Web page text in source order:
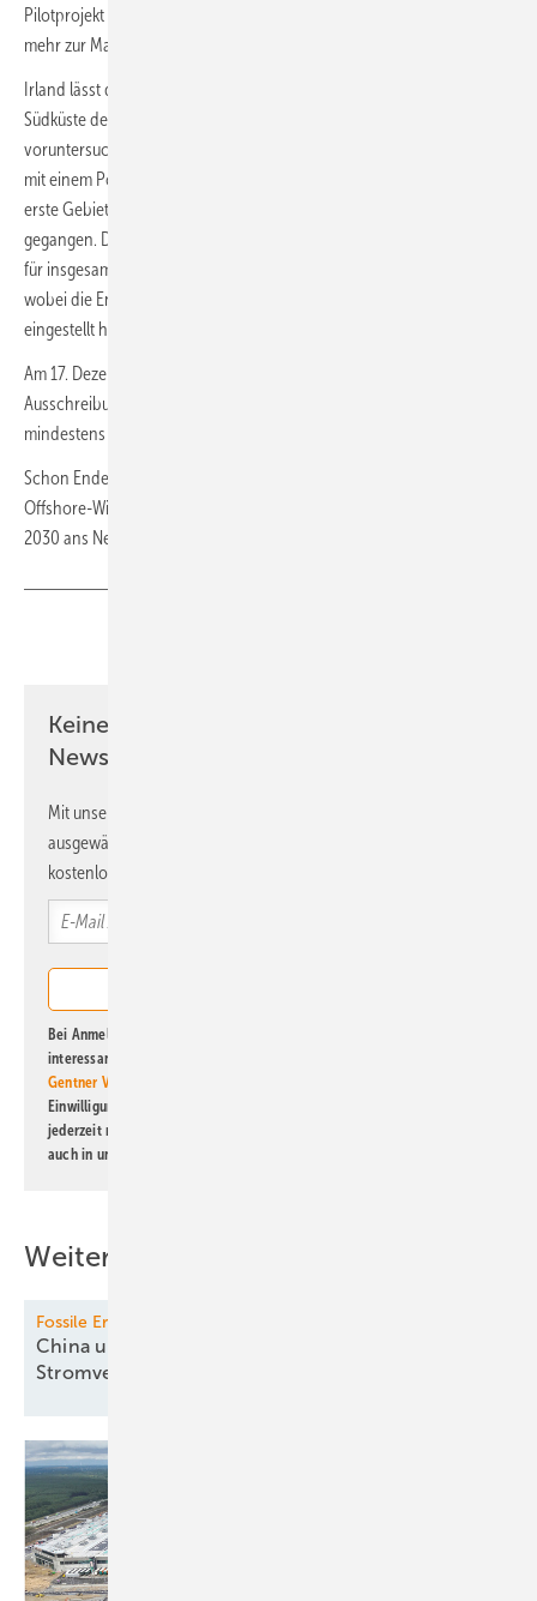
Pilotprojekt für bis zu fünf Schwimmanlagen aus, um die Technik noch
mehr zur Marktreife zu bringen.
Irland lässt derzeit ein neues Projektgebiet unter den vier vor der
Südküste der Insel schon vorbestimmten Offshore-Windkraft-Zonen
voruntersuchen, um es in Teil zwei der zweiten Ausschreibungsrunde
mit einem Potenzial für bis zu 1,5 Gigawatt (GW) auszuschreiben. Das
erste Gebiet für 0,9 GW war an ein Konsortium von ESB und Ørsted
gegangen. Die erste Ausschreibungsrunde hatte 2023 zu Zuschlägen
für insgesamt vier Projekte mit 3,1 GW westlich der Insel geführt,
wobei die Entwicklungsgesellschaft eines Gebiets die Arbeit wieder
eingestellt hat.
Am 17. Dezember startete dann Polen die erste wettbewerbliche
Ausschreibung für bis zu 4 GW. Bekannt ist die Beteiligung von
mindestens
Schon Ende November hatten die Philippinen die ersten 3,3 Gigawatt
Offshore-Windkraft ausgeschrieben. Sie sollen zügig von 2028 bis
2030 ans Netz gehen.
Keine Zeit? Kein Problem mit dem ERE
Newsletter!
Mit unserem Newsletter erhalten Sie regelmäßig von uns
ausgewählte Informationen und Neuigkeiten, gebündelt und
kostenlos direkt ins Postfach.
Bei Anmeldung zu diesem Newsletter bin ich damit einverstanden, über
interessante Verlags- und Online-Angebote
Gentner Verlag GmbH & Co. KG
Einwilligung kann ich jederzeit widerrufen und eine Abmeldung ist
jederzeit möglich. Informationen zum Umgang mit Daten finden Sie
auch in unserer
Weitere Inhalte
Fossile Erzeugung
China und Indien mindern fossile
Stromversorgung